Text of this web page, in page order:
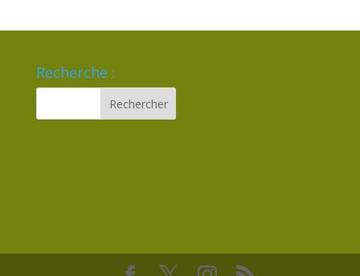
Recherche :